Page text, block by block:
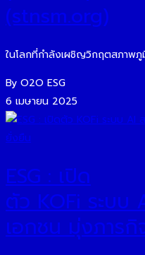
(stnsm.org)
ในโลกที่กำลังเผชิญวิกฤตสภาพภู
By O2O ESG
6 เมษายน 2025
ESG : เปิด
ตัว KOFi ระบบ
เอกชน มุ่งภาร